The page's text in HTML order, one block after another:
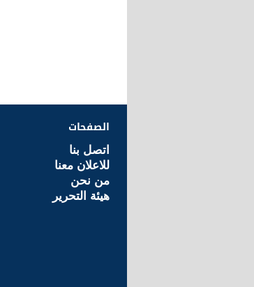
الصفحات
اتصل بنا
للاعلان معنا
من نحن
هيئة التحرير